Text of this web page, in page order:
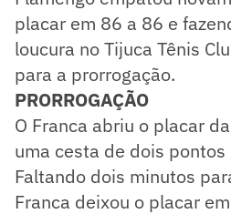
placar em 86 a 86 e
loucura no Tijuca Tênis
para a prorrogação.
PRORROGAÇÃO
O Franca abriu o placar
uma cesta de dois
Faltando dois minutos
Franca deixou o placar